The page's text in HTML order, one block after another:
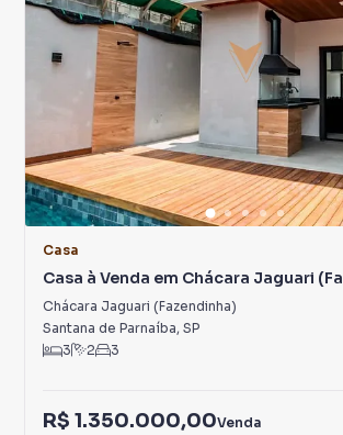
Casa
Casa à Venda em Chácara Jaguari
Chácara Jaguari (Fazendinha)
Santana de Parnaíba, SP
3
2 3
R$ 1.350.000,00Venda